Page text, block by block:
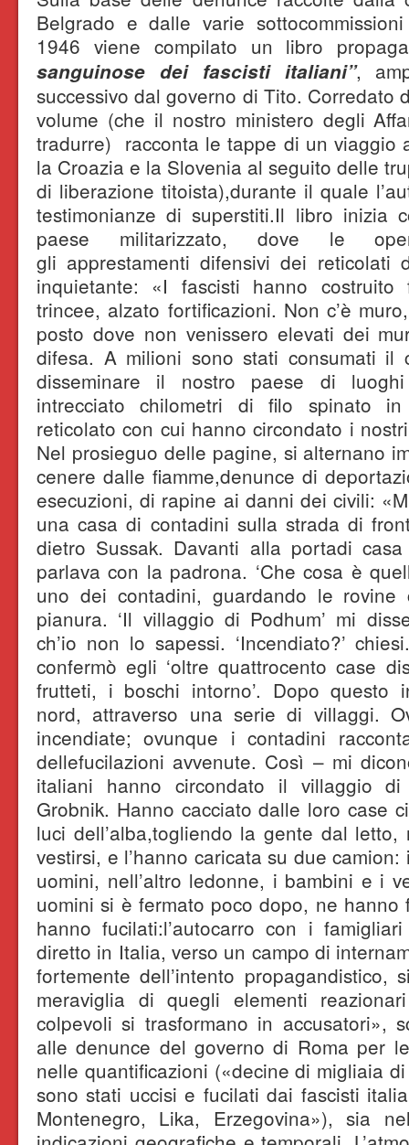
Belgrado e dalle varie
1946 viene compilato un libro
sanguinose dei fascisti italiani”,
successivo dal governo di Tito. Corredato
volume (che il nostro ministero degli
tradurre) racconta le tappe di un viaggio
la Croazia e la Slovenia al seguito delle
di liberazione titoista),durante il quale
testimonianze di superstiti.Il libro inizia
paese militarizzato, dove le
gli apprestamenti difensivi dei reticolati
inquietante: «I fascisti hanno
trincee, alzato fortificazioni. Non c’è
posto dove non venissero elevati dei
difesa. A milioni sono stati consumati il
disseminare il nostro paese di
intrecciato chilometri di filo spinato
reticolato con cui hanno circondato i
Nel prosieguo delle pagine, si alternano
cenere dalle fiamme,denunce di
esecuzioni, di rapine ai danni dei civili:
una casa di contadini sulla strada di
dietro Sussak. Davanti alla portadi
parlava con la padrona. ‘Che cosa è
uno dei contadini, guardando le rovine
pianura. ‘Il villaggio di Podhum’ mi
ch’io non lo sapessi. ‘Incendiato?’
confermò egli ‘oltre quattrocento case
frutteti, i boschi intorno’. Dopo questo
nord, attraverso una serie di villaggi.
incendiate; ovunque i contadini
dellefucilazioni avvenute. Così – mi
italiani hanno circondato il villaggio
Grobnik. Hanno cacciato dalle loro case
luci dell’alba,togliendo la gente dal
vestirsi, e l’hanno caricata su due
uomini, nell’altro ledonne, i bambini e i
uomini si è fermato poco dopo, ne
hanno fucilati:l’autocarro con i
diretto in Italia, verso un campo di
fortemente dell’intento propagandistico,
meraviglia di quegli elementi
colpevoli si trasformano in accusatori»,
alle denunce del governo di Roma per
nelle quantificazioni («decine di migliaia
sono stati uccisi e fucilati dai fascisti
Montenegro, Lika, Erzegovina»), sia